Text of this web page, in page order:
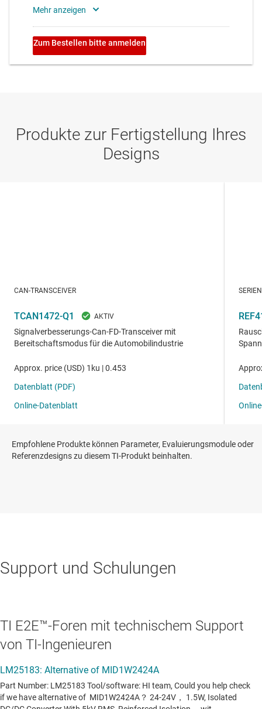
Empfohlene Produkte können Parameter, Evaluierungsmodule oder
Referenzdesigns zu diesem TI-Produkt beinhalten.
Support und Schulungen
TI E2E™-Foren mit technischem Support
von TI-Ingenieuren